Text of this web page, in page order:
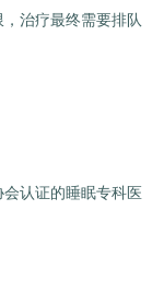
治疗最终需要排队
认证的睡眠专科医